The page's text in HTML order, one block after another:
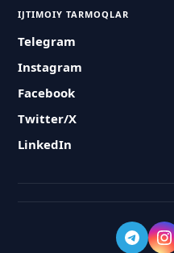
IJTIMOIY TARMOQLAR
Telegram
Instagram
Facebook
Twitter/X
LinkedIn